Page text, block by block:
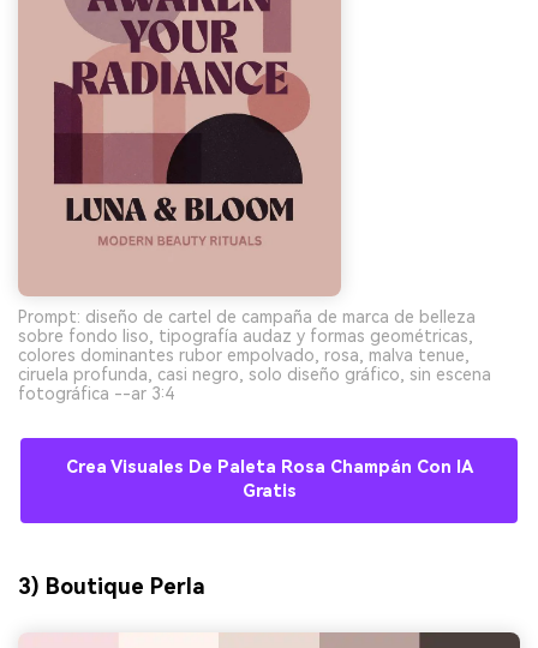
Prompt: diseño de cartel de campaña de marca de belleza
sobre fondo liso, tipografía audaz y formas geométricas,
colores dominantes rubor empolvado, rosa, malva tenue,
ciruela profunda, casi negro, solo diseño gráfico, sin escena
fotográfica --ar 3:4
Crea Visuales De Paleta Rosa Champán Con IA
Gratis
3) Boutique Perla